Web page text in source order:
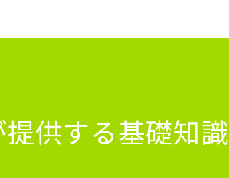
供する基礎知識